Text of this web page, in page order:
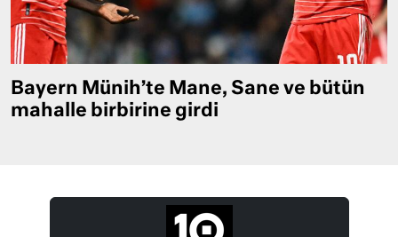
Bayern Münih’te Mane, Sane ve bütün
mahalle birbirine girdi